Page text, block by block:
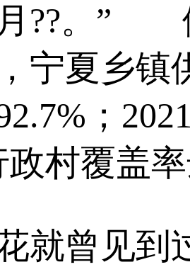
??。”
宁夏乡镇
；
村覆盖率
见到过